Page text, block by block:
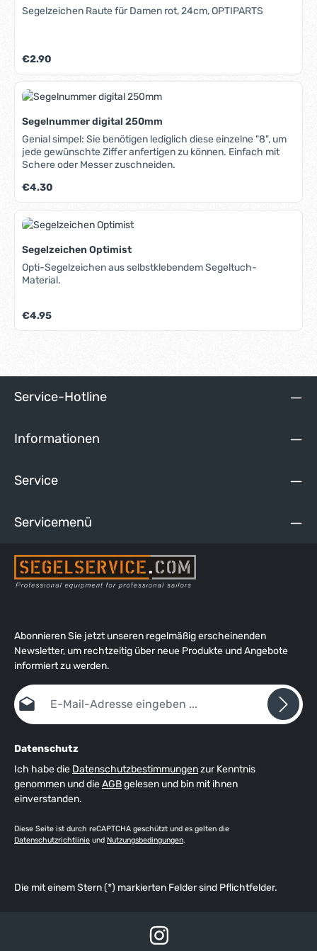
Segelzeichen Raute für Damen rot, 24cm, OPTIPARTS
Regulärer Preis:
€2.90
Segelnummer digital 250mm
Genial simpel: Sie benötigen lediglich diese einzelne "8", um
jede gewünschte Ziffer anfertigen zu können. Einfach mit
Schere oder Messer zuschneiden.
Regulärer Preis:
€4.30
Segelzeichen Optimist
Opti-Segelzeichen aus selbstklebendem Segeltuch-
Material.
Regulärer Preis:
€4.95
Service-Hotline
Informationen
Service
Servicemenü
Abonnieren Sie jetzt unseren regelmäßig erscheinenden
Newsletter, um rechtzeitig über neue Produkte und Angebote
informiert zu werden.
E-Mail-Adresse*
Datenschutz
Ich habe die Datenschutzbestimmungenzur Kenntnis
genommen und dieAGBgelesen und bin mit ihnen
einverstanden.
Diese Seite ist durch reCAPTCHA geschützt und es gelten die
Datenschutzrichtlinie und Nutzungsbedingungen.
Die mit einem Stern (*) markierten Felder sind Pflichtfelder.